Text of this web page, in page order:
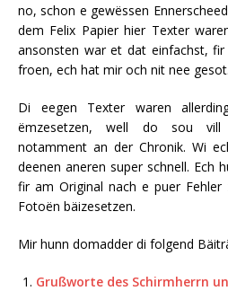
no, schon e gewëssen
dem Felix Papier hier Texter
ansonsten war et dat einfachst,
froen, ech hat mir och nit nee gesot.
Di eegen Texter waren
ëmzesetzen, well do sou vill
notamment an der Chronik. Wi
deenen aneren super schnell. Ech
fir am Original nach e puer
Fotoën bäizesetzen.
Mir hunn domadder di folgend
Grußworte des Schirmherrn